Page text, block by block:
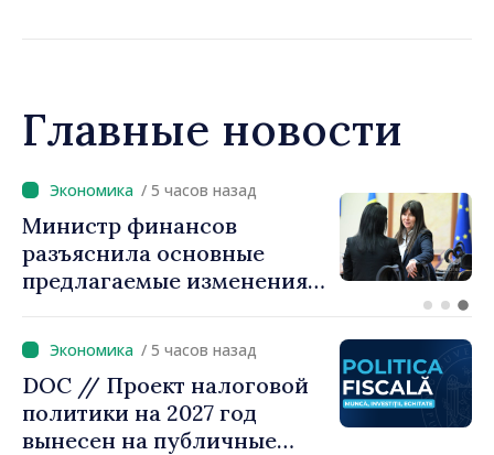
Главные новости
/ 4 часов назад
Премьер-министр Василе
Тофан провёл телефонный
разговор с болгарским
Радевым
/ 5 часов назад
DOC // Проект налоговой
политики на 2027 год
вынесен на публичные